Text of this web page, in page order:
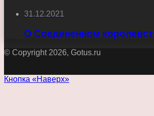
31.12.2021
О Соединенном
© Copyright 2026, Gotus.ru
Кнопка «Наверх»